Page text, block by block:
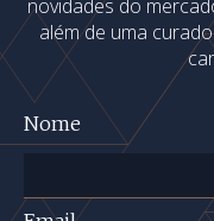
novidades do
além de uma
Nome